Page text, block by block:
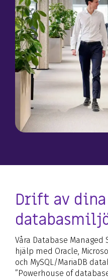
Drift av dina
Våra Database
hjälp med Oracle,
och MySQL/MariaDB
”Powerhouse of